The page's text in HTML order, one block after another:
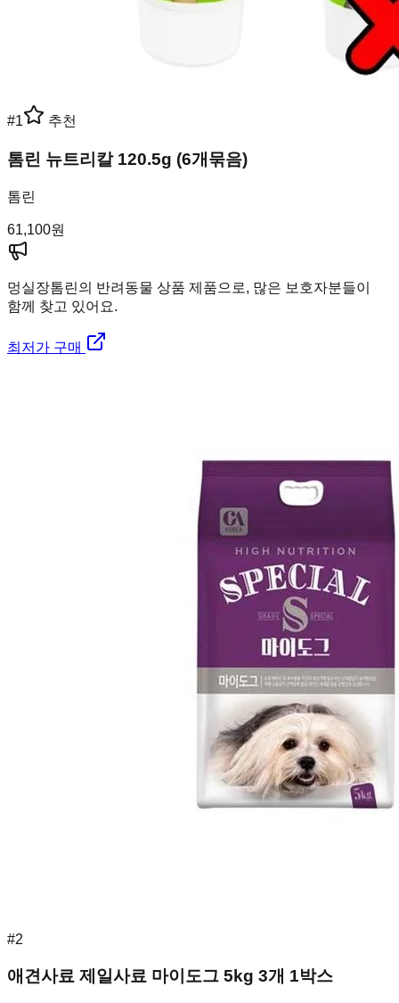
#1 추천
톰린 뉴트리칼 120.5g (6개묶음)
톰린
61,100원
멍실장톰린의 반려동물 상품 제품으로, 많은 보호자분들이
함께 찾고 있어요.
최저가 구매
#2
애견사료 제일사료 마이도그 5kg 3개 1박스